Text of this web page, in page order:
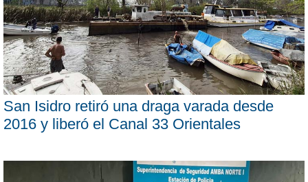
San Isidro retiró una draga varada desde
2016 y liberó el Canal 33 Orientales